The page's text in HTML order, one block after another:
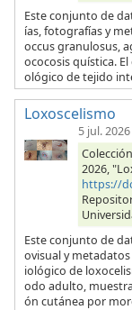
Este conjunto de
ías, fotografías y
occus granulosus,
ococosis quística.
ológico de tejido
Loxoscelismo
5 jul. 2026
2026,
https://
Este conjunto de
ovisual y
iológico de
odo adulto,
ón cutánea por